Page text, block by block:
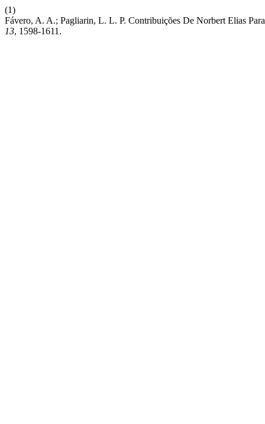
(1)
Fávero, A. A.; Pagliarin, L. L. P. Contribuições De Norbert Elias
13, 1598-1611.